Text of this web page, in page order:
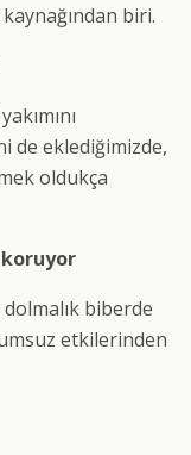
biri.
de eklediğimizde,
oldukça
biberde
etkilerinden